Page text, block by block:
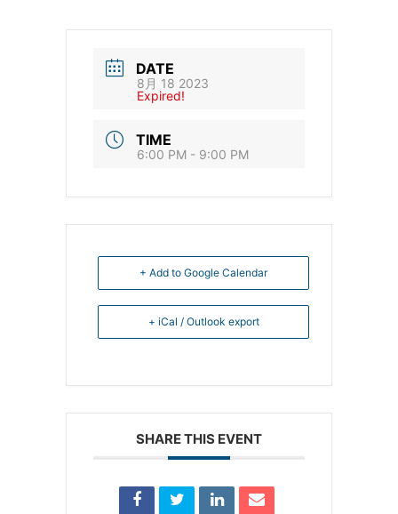
DATE
8月 18 2023
Expired!
TIME
6:00 PM - 9:00 PM
+ Add to Google Calendar
+ iCal / Outlook export
SHARE THIS EVENT